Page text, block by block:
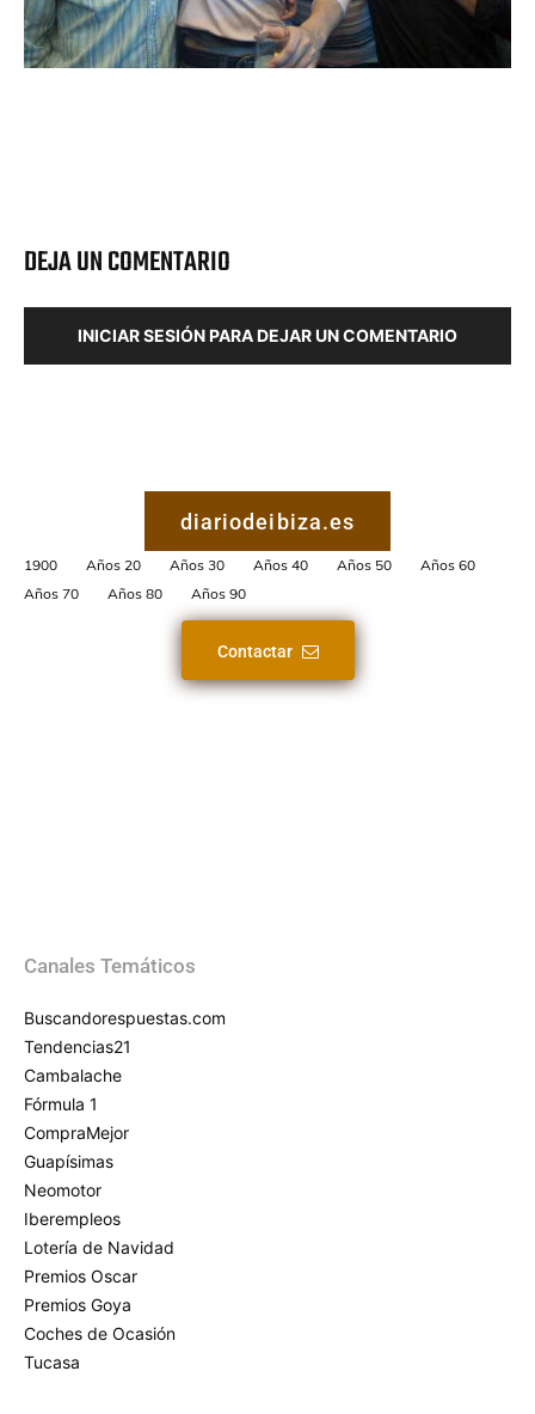
DEJA UN COMENTARIO
INICIAR SESIÓN PARA DEJAR UN COMENTARIO
diariodeibiza.es
1900 Años 20 Años 30 Años 40 Años 50
Años 60
Años 70
Años 80 Años 90
Contactar
Canales Temáticos
Buscandorespuestas.com
Tendencias21
Cambalache
Fórmula 1
CompraMejor
Guapísimas
Neomotor
Iberempleos
Lotería de Navidad
Premios Oscar
Premios Goya
Coches de Ocasión
Tucasa